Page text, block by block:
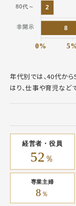
2
8
80代～
非開示
0%
年代別では、40代か
はり、仕事や育児など
経営者・役員
52 ％
専業主婦
8 ％